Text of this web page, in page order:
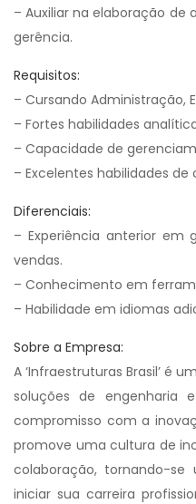
– Auxiliar na elaboração de
gerência.
Requisitos:
– Cursando Administração,
– Fortes habilidades
– Capacidade de
– Excelentes habilidades
Diferenciais:
– Experiência anterior em
vendas.
– Conhecimento em
– Habilidade em idiomas
Sobre a Empresa:
A ‘Infraestruturas Brasil’ é
soluções de engenharia
compromisso com a
promove uma cultura de
colaboração, tornando-
iniciar sua carreira